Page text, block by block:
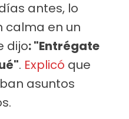
antes, lo
calma en un
dijo: "Entrégate
. Explicó que
asuntos